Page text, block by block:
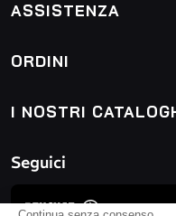
ASSISTENZA
ORDINI
I NOSTRI
Seguici